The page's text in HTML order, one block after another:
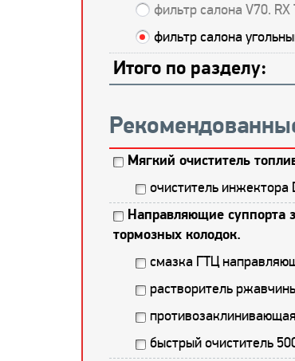
фильтр салона V70. RX
фильтр салона
Итого по разделу:
Мягкий очиститель
очиститель инжектора
Направляющие суппорта
тормозных колодок.
смазка ГТЦ
растворитель
быстрый очиститель